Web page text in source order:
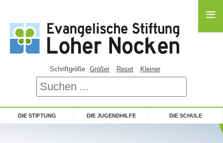
Schriftgröße Größer Reset Kleiner
DIE STIFTUNG DIE JUGENDHILFE DIE SCHULE
≡
≡